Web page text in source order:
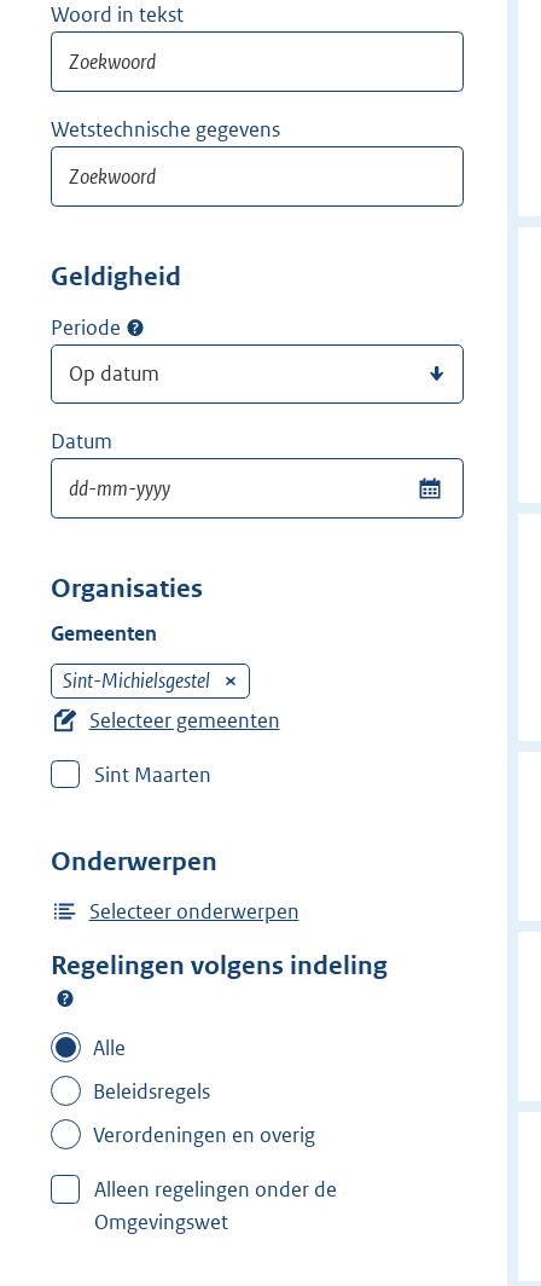
Woord in tekst
Wetstechnische gegevens
Geldigheid
Periode
Datum
Organisaties
Gemeenten
Sint-Michielsgestel
e
d
e
f
r
S
i
Selecteer gemeenten
Sint Maarten
Onderwerpen
Selecteer onderwerpen
Regelingen volgens indeling
Alle
Beleidsregels
Verordeningen en overig
Alleen regelingen onder de
Omgevingswet